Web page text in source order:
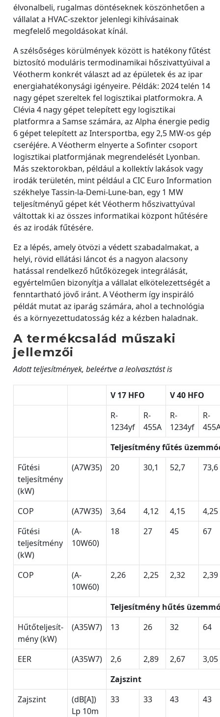
élvonalbeli, rugalmas döntéseknek köszönhetően a
vállalat a HVAC-szektor jelenlegi kihívásainak
megfelelő megoldásokat kínál.
A szélsőséges körülmények között is hatékony fűtést
biztosító moduláris termodinamikai hőszivattyúival a
Véotherm konkrét választ ad az épületek és az ipar
energiahatékonysági igényeire. Példák: 2024 telén 14
nagy gépet szereltek fel logisztikai platformokra. A
Clévia 4 nagy gépet telepített egy logisztikai
platformra a Samse számára, az Alpha énergie pedig
6 gépet telepített az Intersportba, egy 2,5 MW-os gép
cseréjére. A Véotherm elnyerte a Sofinter csoport
logisztikai platformjának megrendelését Lyonban.
Más szektorokban, például a kollektív lakások vagy
irodák területén, mint például a CIC Euro Information
székhelye Tassin-la-Demi-Lune-ban, egy 1 MW
teljesítményű gépet két Véotherm hőszivattyúval
váltottak ki az összes informatikai központ hűtésére
és az irodák fűtésére.
Ez a lépés, amely ötvözi a védett szabadalmakat, a
helyi, rövid ellátási láncot és a nagyon alacsony
hatással rendelkező hűtőközegek integrálását,
egyértelműen bizonyítja a vállalat elkötelezettségét a
fenntartható jövő iránt. A Véotherm így inspiráló
példát mutat az iparág számára, ahol a technológia
és a környezettudatosság kéz a kézben haladnak.
A termékcsalád műszaki
jellemzői
Adott teljesítmények, beleértve a leolvasztást is
V 17 HFO
V 40 HFO
R-
1234yf
R-
455A
R-
1234yf
R-
Teljesítmény fűtés
Fűtési
teljesítmény
(kW)
(A7W35) 20 30,1 52,7 73,6
COP (A7W35) 3,64 4,12 4,15
4,25
Fűtési
teljesítmény
(kW)
(A-
10W60)
18 27 45 67
COP
(A-
10W60)
2,26 2,25 2,32 2,39
Teljesítmény hűtés
Hűtőteljesít-
mény (kW)
(A35W7) 13 26 32 64
EER (A35W7) 2,6 2,89 2,67
3,05
Zajszint
Zajszint
(dB[A])
Lp 10m
33 33 43 43